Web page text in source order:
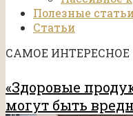
Полезные статьи
Статьи
САМОЕ ИНТЕРЕСНОЕ
«Здоровые
могут быть